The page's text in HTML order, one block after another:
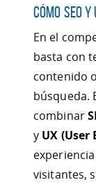
Cómo
En el
basta con
contenido
búsqueda.
combinar
y UX (User
visitantes,